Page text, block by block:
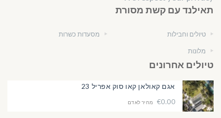
תאילנד עם קשת מסורת
טיולים וחבילות
מלונות
מסעדות כשרות
טיולים אחרונים
אגם קאולאן קאו סוק אפריל 23
€0.00
מחיר לאדם